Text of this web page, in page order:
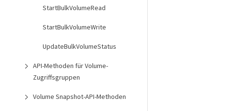
StartBulkVolumeRead
StartBulkVolumeWrite
UpdateBulkVolumeStatus
API-Methoden für Volume-
Zugriffsgruppen
Volume Snapshot-API-Methoden